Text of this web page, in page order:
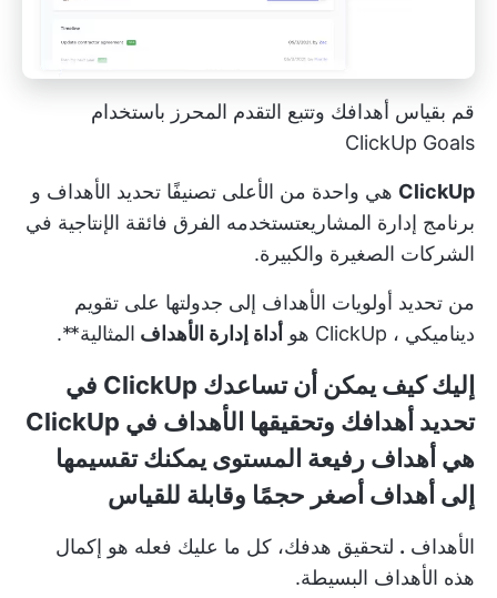
قم بقياس أهدافك وتتبع التقدم المحرز باستخدام
ClickUp Goals
ClickUp هي واحدة من الأعلى تصنيفًا تحديد الأهداف و
برنامج إدارة المشاريعتستخدمه الفرق فائقة الإنتاجية في
الشركات الصغيرة والكبيرة.
من تحديد أولويات الأهداف إلى جدولتها على تقويم
ديناميكي ، ClickUp هو أداة إدارة الأهداف المثالية**.
إليك كيف يمكن أن تساعدك ClickUp في
تحديد أهدافك وتحقيقها الأهداف
في ClickUp
هي أهداف رفيعة المستوى يمكنك تقسيمها
إلى أهداف أصغر حجمًا وقابلة للقياس
الأهداف . لتحقيق هدفك، كل ما عليك فعله هو إكمال
هذه الأهداف البسيطة.